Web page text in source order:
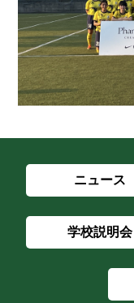
ニュース
学校説明会